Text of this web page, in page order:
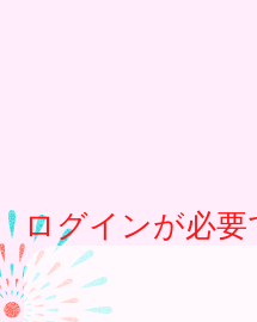
ログインが必要